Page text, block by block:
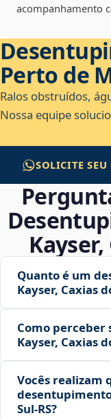
acompanhamento
Perto de
Ralos obstruídos,
Nossa equipe
SOLICITE
Kayser,
Quanto é um
Kayser, Caxias
Como perceber
Kayser, Caxias
Vocês realizam
Sul‑RS?